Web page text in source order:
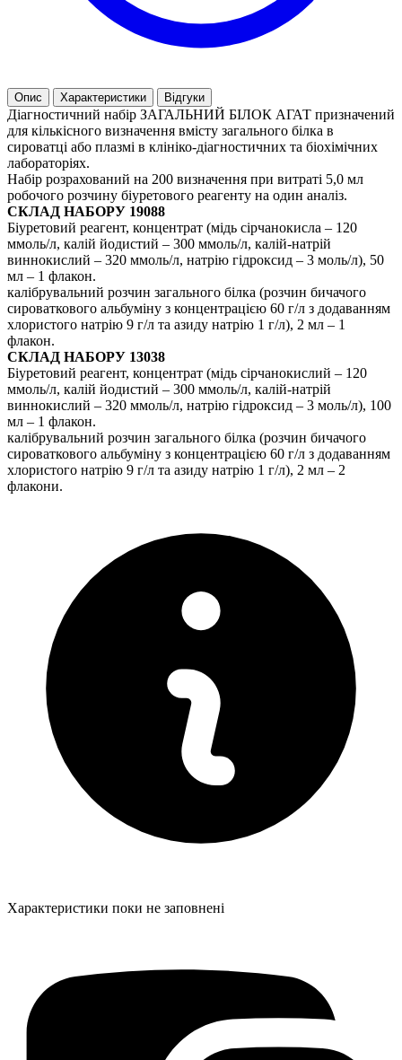
Опис Характеристики Відгуки
Діагностичний набір ЗАГАЛЬНИЙ БІЛОК АГАТ призначений
для кількісного визначення вмісту загального білка в
сироватці або плазмі в клініко-діагностичних та біохімічних
лабораторіях.
Набір розрахований на 200 визначення при витраті 5,0 мл
робочого розчину біуретового реагенту на один аналіз.
СКЛАД НАБОРУ 19088
Біуретовий реагент, концентрат (мідь сірчанокисла – 120
ммоль/л, калій йодистий – 300 ммоль/л, калій-натрій
виннокислий – 320 ммоль/л, натрію гідроксид – 3 моль/л), 50
мл – 1 флакон.
калібрувальний розчин загального білка (розчин бичачого
сироваткового альбуміну з концентрацією 60 г/л з додаванням
хлористого натрію 9 г/л та азиду натрію 1 г/л), 2 мл – 1
флакон.
СКЛАД НАБОРУ 13038
Біуретовий реагент, концентрат (мідь сірчанокислий – 120
ммоль/л, калій йодистий – 300 ммоль/л, калій-натрій
виннокислий – 320 ммоль/л, натрію гідроксид – 3 моль/л), 100
мл – 1 флакон.
калібрувальний розчин загального білка (розчин бичачого
сироваткового альбуміну з концентрацією 60 г/л з додаванням
хлористого натрію 9 г/л та азиду натрію 1 г/л), 2 мл – 2
флакони.
Характеристики поки не заповнені